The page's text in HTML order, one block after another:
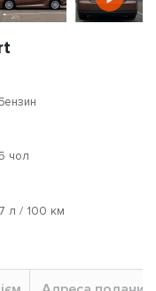
Бензин
чoл
7 л / 100 км